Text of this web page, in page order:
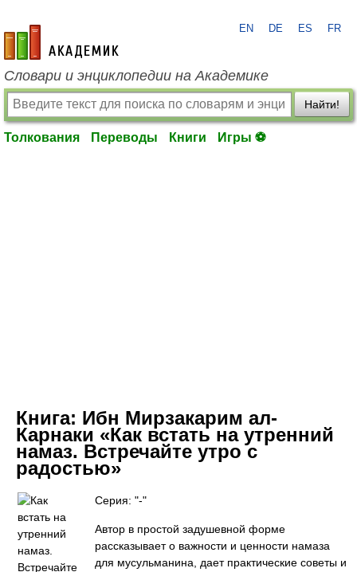
academic.ru
EN DE ES FR
Словари и энциклопедии на Академике
Найти!
Толкования Переводы Книги Игры ⚽
Книга: Ибн Мирзакарим ал-
Карнаки «Как встать на утренний
намаз. Встречайте утро с
радостью»
Серия: "-"
Автор в простой задушевной форме
рассказывает о важности и ценности намаза
для мусульманина, дает практические советы и